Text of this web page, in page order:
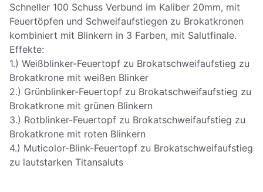
Schneller 100 Schuss Verbund im Kaliber 20mm, mit
Feuertöpfen und Schweifaufstiegen zu Brokatkronen
kombiniert mit Blinkern in 3 Farben, mit Salutfinale.
Effekte:
1.) Weißblinker-Feuertopf zu Brokatschweifaufstieg zu
Brokatkrone mit weißen Blinker
2.) Grünblinker-Feuertopf zu Brokatschweifaufstieg zu
Brokatkrone mit grünen Blinkern
3.) Rotblinker-Feuertopf zu Brokatschweifaufstieg zu
Brokatkrone mit roten Blinkern
4.) Muticolor-Blink-Feuertopf zu Brokatschweifaufstieg
zu lautstarken Titansaluts